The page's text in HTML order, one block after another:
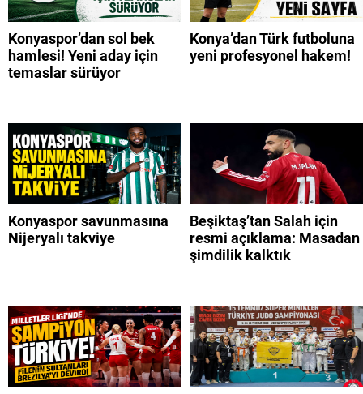
Konyaspor’dan sol bek
hamlesi! Yeni aday için
temaslar sürüyor
Konya’dan Türk futboluna
yeni profesyonel hakem!
Konyaspor savunmasına
Nijeryalı takviye
Beşiktaş’tan Salah için
resmi açıklama: Masadan
şimdilik kalktık